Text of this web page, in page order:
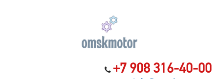
+7 908 316-40-00